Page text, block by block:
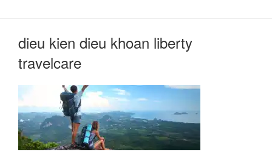
dieu kien dieu khoan liberty
travelcare